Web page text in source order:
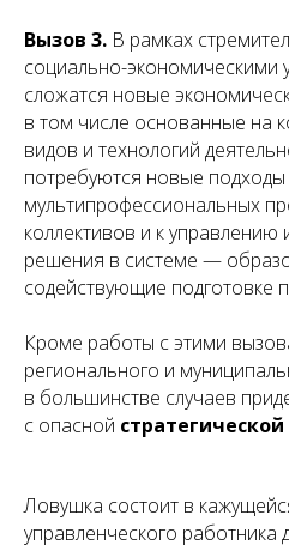
Вызов 3. В рамках
социально-экономическими
сложатся новые
в том числе основанные на
видов и технологий
потребуются новые
мультипрофессиональных
коллективов и к
решения в системе —
содействующие подготовке
Кроме работы с этими
регионального и
в большинстве случаев
с опасной
Ловушка состоит в
управленческого